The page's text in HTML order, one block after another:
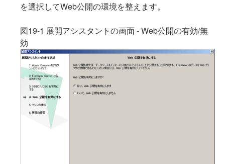
を選択してWeb公開の環境を整えます。
図19-1 展開アシスタントの画面 - Web公開の有効/無
効